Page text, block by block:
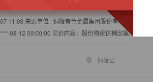
竞价公告
11:08 来源单位 : 铜陵有色金属集团股份有限公司 项目
08-12 09:00:00 竞价内容：股份物资供销部集...(
铜陵县